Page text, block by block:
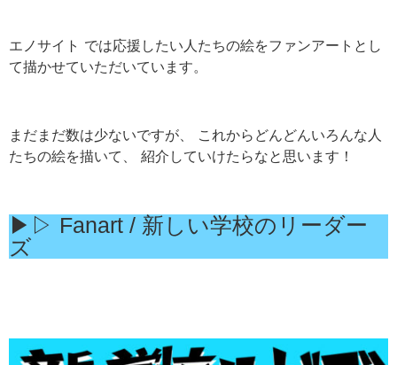
エノサイト では応援したい人たちの絵をファンアートとし
て描かせていただいています。
まだまだ数は少ないですが、 これからどんどんいろんな人
たちの絵を描いて、 紹介していけたらなと思います！
▶︎▷ Fanart / 新しい学校のリーダー
ズ